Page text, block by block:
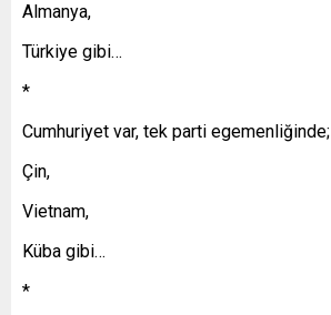
Almanya,
Türkiye gibi…
*
Cumhuriyet var, tek parti egemenliğinde;
Çin,
Vietnam,
Küba gibi…
*